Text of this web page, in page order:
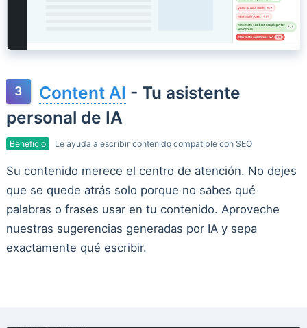
Content AI - Tu asistente
personal de IA
Beneficio Le ayuda a escribir contenido compatible con SEO
Su contenido merece el centro de atención. No dejes
que se quede atrás solo porque no sabes qué
palabras o frases usar en tu contenido. Aproveche
nuestras sugerencias generadas por IA y sepa
exactamente qué escribir.